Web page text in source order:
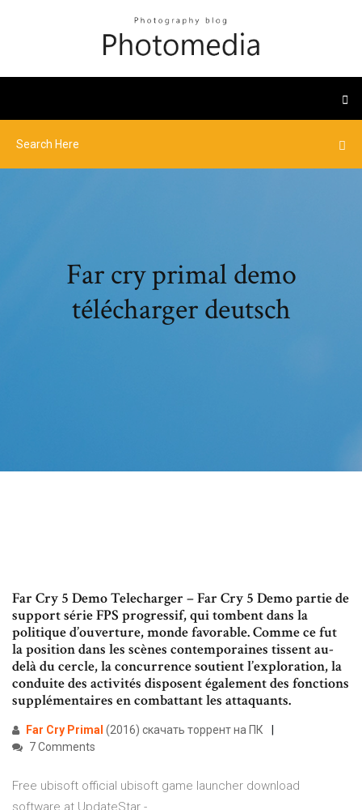
Far cry primal demo
télécharger deutsch
Far Cry 5 Demo Telecharger – Far Cry 5 Demo partie de
support série FPS progressif, qui tombent dans la
politique d’ouverture, monde favorable. Comme ce fut
la position dans les scènes contemporaines tissent au-
delà du cercle, la concurrence soutient l’exploration, la
conduite des activités disposent également des fonctions
supplémentaires en combattant les attaquants.
Far Cry Primal (2016) скачать торрент на ПК
7 Comments
Free ubisoft official ubisoft game launcher download